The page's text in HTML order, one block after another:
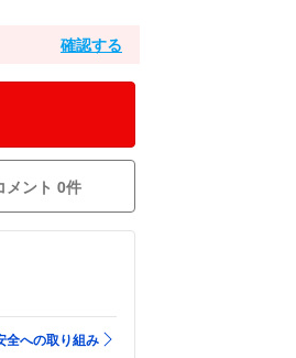
確認する
メント 0件
全への取り組み